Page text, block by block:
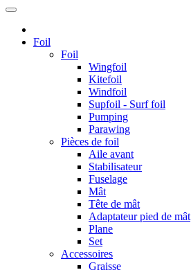
Foil
Foil
Wingfoil
Kitefoil
Windfoil
Supfoil - Surf foil
Pumping
Parawing
Pièces de foil
Aile avant
Stabilisateur
Fuselage
Mât
Tête de mât
Adaptateur pied de mât
Plane
Set
Accessoires
Graisse